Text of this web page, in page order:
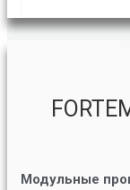
Модульные